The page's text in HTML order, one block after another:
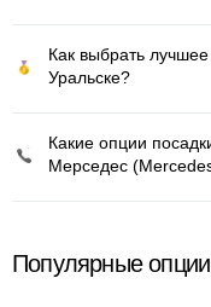
Как выбрать
Уральске?
Какие опции
Мерседес
Популярные опции